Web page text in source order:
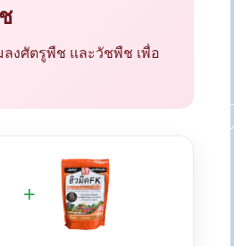
งศัตรูพืช และวัชพืช เพื่อ
+